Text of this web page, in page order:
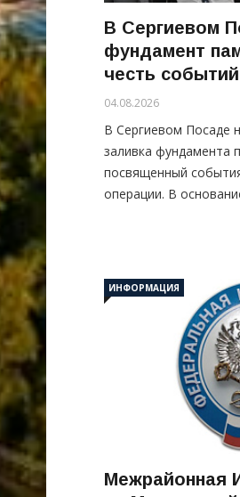
В Сергиевом
фундамент
честь
04.08.2026
В Сергиевом Посаде
заливка фундамента
посвященный
операции. В
ИНФОРМАЦИЯ
Межрайонная